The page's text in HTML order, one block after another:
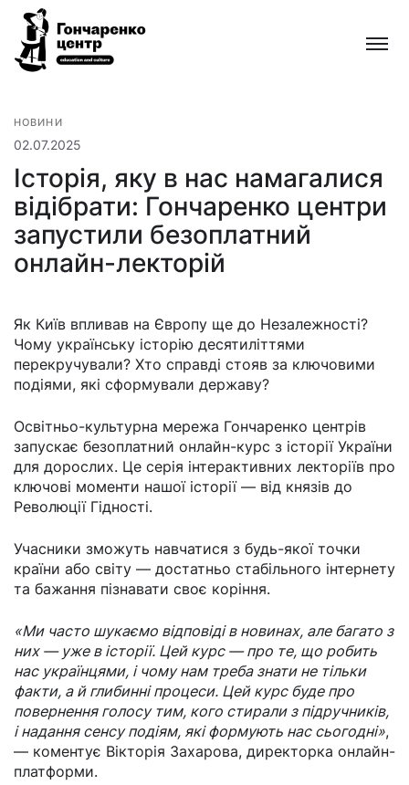
Гончаренко
центр
безкоштовних
відкритих
освітньо-
культурних
просторів
НОВИНИ
02.07.2025
Історія, яку в нас намагалися
відібрати: Гончаренко центри
запустили безоплатний
онлайн-лекторій
Як Київ впливав на Європу ще до Незалежності?
Чому українську історію десятиліттями
перекручували? Хто справді стояв за ключовими
подіями, які сформували державу?
Освітньо-культурна мережа Гончаренко центрів
запускає безоплатний онлайн-курс з історії України
для дорослих. Це серія інтерактивних лекторіїв про
ключові моменти нашої історії — від князів до
Революції Гідності.
Учасники зможуть навчатися з будь-якої точки
країни або світу — достатньо стабільного інтернету
та бажання пізнавати своє коріння.
«Ми часто шукаємо відповіді в новинах, але багато з
них — уже в історії. Цей курс — про те, що робить
нас українцями, і чому нам треба знати не тільки
факти, а й глибинні процеси. Цей курс буде про
повернення голосу тим, кого стирали з підручників,
і надання сенсу подіям, які формують нас сьогодні»,
— коментує Вікторія Захарова, директорка онлайн-
платформи.